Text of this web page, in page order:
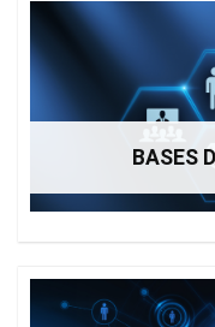
BASES